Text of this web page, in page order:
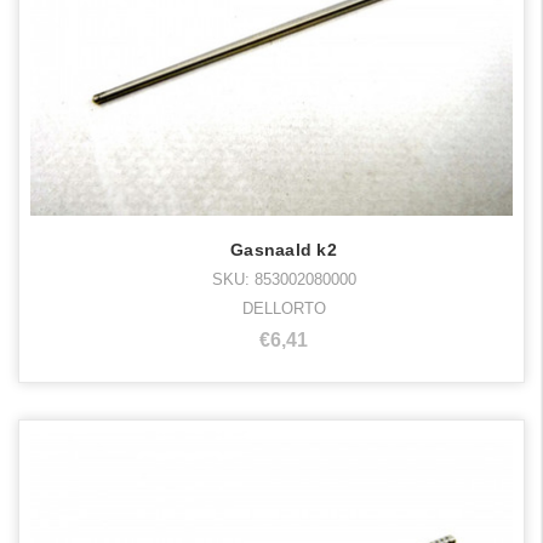
Gasnaald k2
SKU: 853002080000
DELLORTO
€6,41